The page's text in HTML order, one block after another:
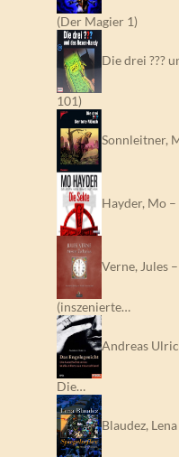
(Der Magier 1)
Die drei ???
101)
Sonnleitner,
Hayder, Mo –
Verne, Jules
(inszenierte…
Andreas
Die…
Blaudez,